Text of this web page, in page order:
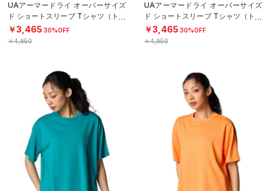
UAアーマードライ オーバーサイズ
ド ショートスリーブ Tシャツ（トレ
ーニング/WOMEN）
￥3,465 30%OFF
￥4,950
UAアーマードライ オーバーサイズ
ド ショートスリーブ Tシャツ（トレ
ーニング/WOMEN）
￥3,465 30%OFF
￥4,950